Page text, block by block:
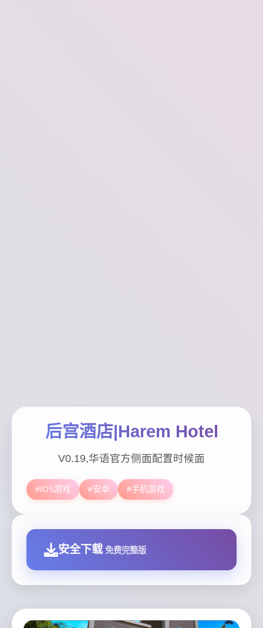
后宫酒店|Harem Hotel
V0.19,华语官方侧面配置时候面
#IOS游戏 #安卓 #手机游戏
安全下载 免费完整版